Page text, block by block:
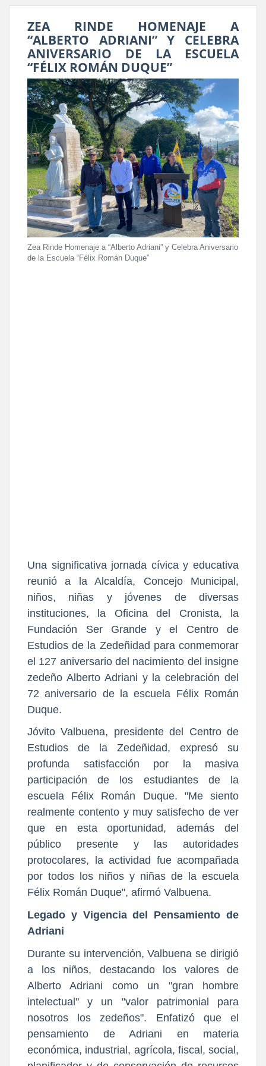
ZEA RINDE HOMENAJE A
“ALBERTO ADRIANI” Y CELEBRA
ANIVERSARIO DE LA ESCUELA
“FÉLIX ROMÁN DUQUE”
Zea Rinde Homenaje a “Alberto Adriani” y Celebra Aniversario
de la Escuela “Félix Román Duque”
Una significativa jornada cívica y educativa
reunió a la Alcaldía, Concejo Municipal,
niños, niñas y jóvenes de diversas
instituciones, la Oficina del Cronista, la
Fundación Ser Grande y el Centro de
Estudios de la Zedeñidad para conmemorar
el 127 aniversario del nacimiento del insigne
zedeño Alberto Adriani y la celebración del
72 aniversario de la escuela Félix Román
Duque.
Jóvito Valbuena, presidente del Centro de
Estudios de la Zedeñidad, expresó su
profunda satisfacción por la masiva
participación de los estudiantes de la
escuela Félix Román Duque. "Me siento
realmente contento y muy satisfecho de ver
que en esta oportunidad, además del
público presente y las autoridades
protocolares, la actividad fue acompañada
por todos los niños y niñas de la escuela
Félix Román Duque", afirmó Valbuena.
Legado y Vigencia del Pensamiento de
Adriani
Durante su intervención, Valbuena se dirigió
a los niños, destacando los valores de
Alberto Adriani como un "gran hombre
intelectual" y un "valor patrimonial para
nosotros los zedeños". Enfatizó que el
pensamiento de Adriani en materia
económica, industrial, agrícola, fiscal, social,